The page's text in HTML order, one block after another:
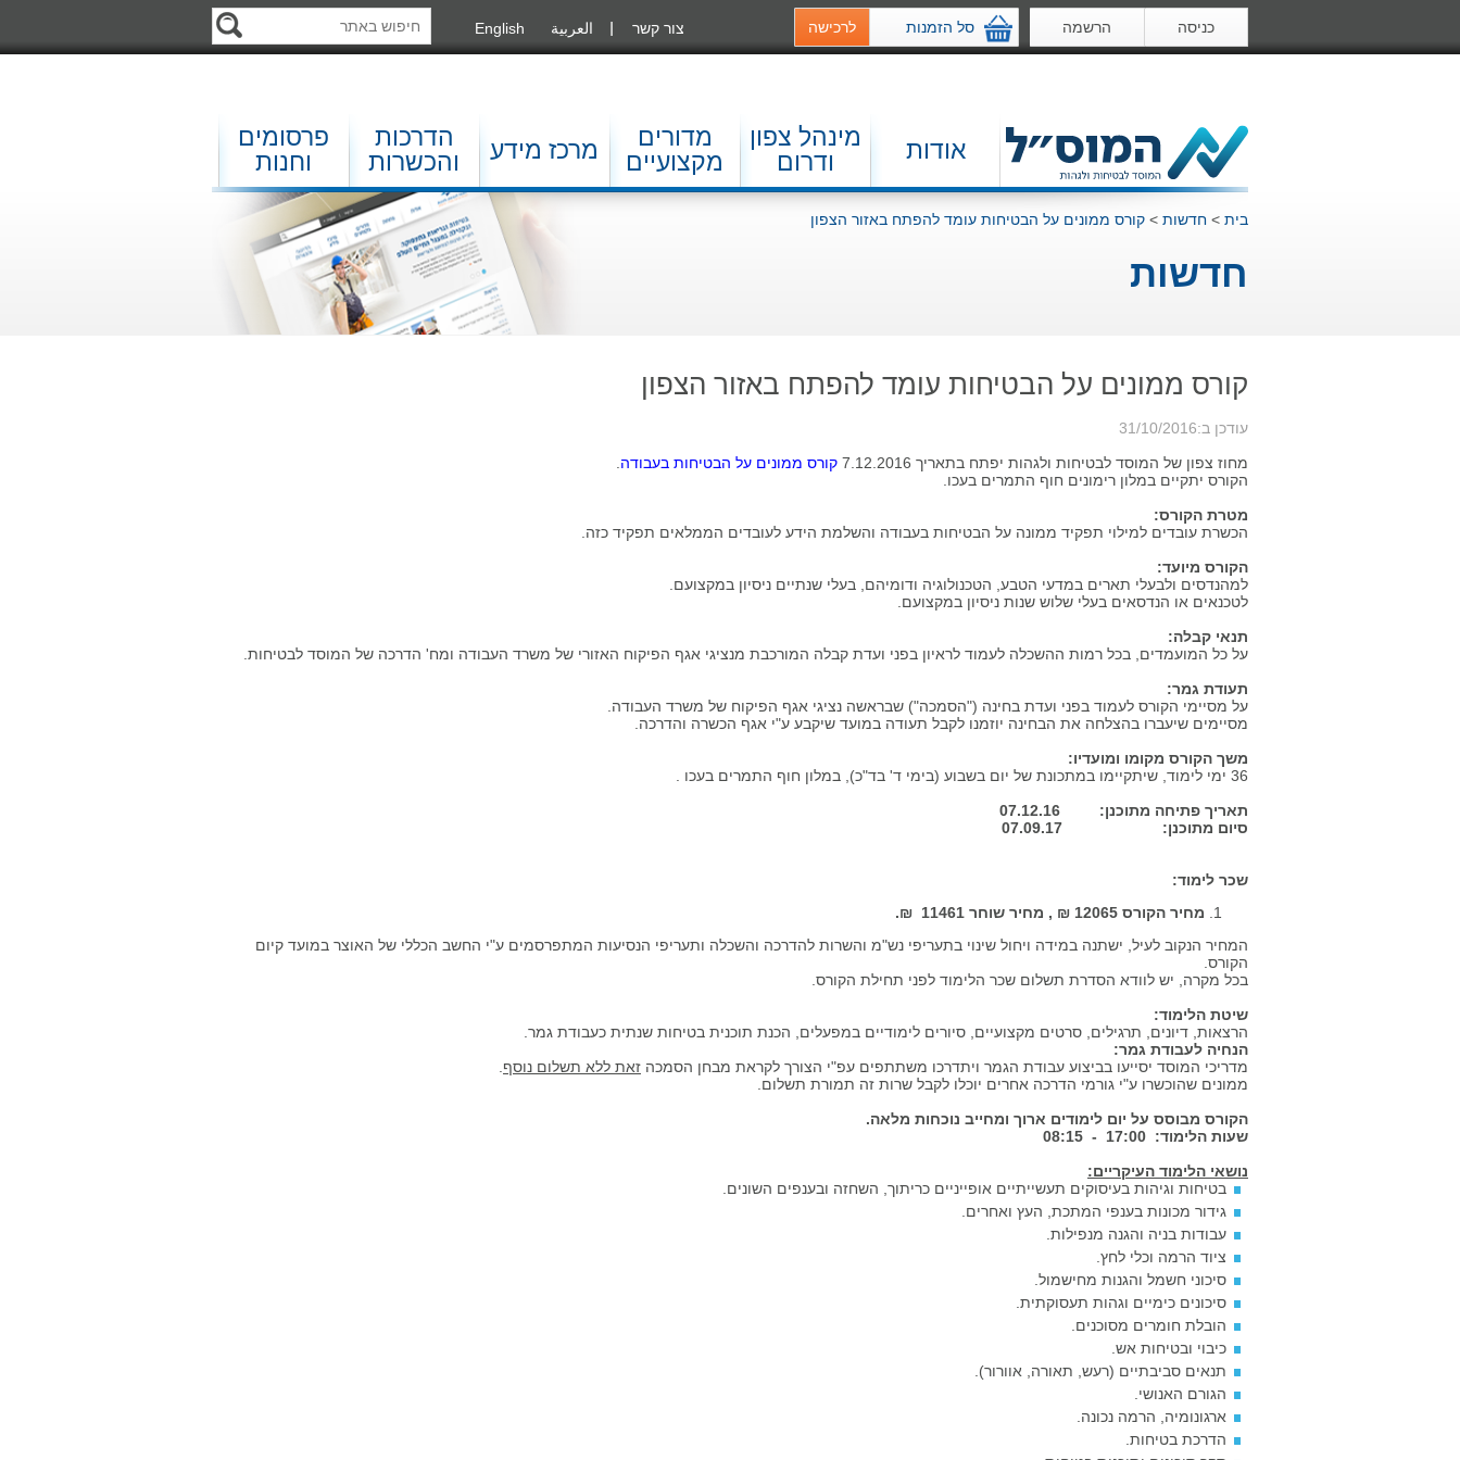
כניסה הרשמה סל הזמנות לרכישה English العربية צור קשר
אודות
מינהל צפון
ודרום
מדורים
מקצועיים
מרכז מידע
הדרכות
והכשרות
פרסומים
וחנות
בית > חדשות > קורס ממונים על הבטיחות עומד להפתח באזור הצפון
חדשות
קורס ממונים על הבטיחות עומד להפתח באזור הצפון
עודכן ב:31/10/2016
מחוז צפון של המוסד לבטיחות ולגהות יפתח בתאריך 7.12.2016
קורס ממונים על הבטיחות בעבודה
הקורס יתקיים במלון רימונים חוף התמרים בעכו.
מטרת הקורס:
הכשרת עובדים למילוי תפקיד ממונה על הבטיחות בעבודה והשלמת הידע לעובדים הממלאים תפקיד כזה.
הקורס מיועד:
למהנדסים ולבעלי תארים במדעי הטבע, הטכנולוגיה ודומיהם, בעלי שנתיים ניסיון במקצועם.
לטכנאים או הנדסאים בעלי שלוש שנות ניסיון במקצועם.
תנאי קבלה:
על כל המועמדים, בכל רמות ההשכלה לעמוד לראיון בפני ועדת קבלה המורכבת מנציגי אגף הפיקוח האזורי של משרד העבודה ומח' הדרכה של המוסד לבטיחות.
תעודת גמר:
על מסיימי הקורס לעמוד בפני ועדת בחינה ("הסמכה") שבראשה נציגי אגף הפיקוח של משרד העבודה.
מסיימים שיעברו בהצלחה את הבחינה יוזמנו לקבל תעודה במועד שיקבע ע"י אגף הכשרה והדרכה.
משך הקורס מקומו ומועדיו:
36 ימי לימוד, שיתקיימו במתכונת של יום בשבוע (בימי ד' בד"כ), במלון חוף התמרים בעכו .
תאריך פתיחה מתוכנן: 07.12.16
סיום מתוכנן: 07.09.17
שכר לימוד:
מחיר הקורס 12065 ₪ , מחיר שוחר
11461 ₪.
המחיר הנקוב לעיל, ישתנה במידה ויחול שינוי בתעריפי נש"מ והשרות להדרכה והשכלה ותעריפי הנסיעות המתפרסמים ע"י החשב הכללי של האוצר במועד קיום
הקורס.
בכל מקרה, יש לוודא הסדרת תשלום שכר הלימוד לפני תחילת הקורס.
שיטת הלימוד:
הרצאות, דיונים, תרגילים, סרטים מקצועיים, סיורים לימודיים במפעלים, הכנת תוכנית בטיחות שנתית כעבודת גמר.
הנחיה לעבודת גמר:
מדריכי המוסד יסייעו בביצוע עבודת הגמר ויתדרכו משתתפים עפ"י הצורך לקראת מבחן הסמכה זאת ללא תשלום נוסף
ממונים שהוכשרו ע"י גורמי הדרכה אחרים יוכלו לקבל שרות זה תמורת תשלום.
הקורס מבוסס על יום לימודים ארוך ומחייב נוכחות מלאה.
שעות הלימוד: 17:00 - 08:15
נושאי הלימוד העיקריים:
בטיחות וגיהות בעיסוקים תעשייתיים אופייניים כריתוך, השחזה ובענפים השונים.
גידור מכונות בענפי המתכת, העץ ואחרים.
עבודות בניה והגנה מנפילות.
ציוד הרמה וכלי לחץ.
סיכוני חשמל והגנות מחישמול.
סיכונים כימיים וגהות תעסוקתית.
הובלת חומרים מסוכנים.
כיבוי ובטיחות אש.
תנאים סביבתיים (רעש, תאורה, אוורור).
הגורם האנושי.
ארגונומיה, הרמה נכונה.
הדרכת בטיחות.